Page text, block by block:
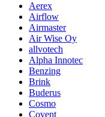
Aerex
Airflow
Airmaster
Air Wise Oy
allvotech
Alpha Innotec
Benzing
Brink
Buderus
Cosmo
Covent